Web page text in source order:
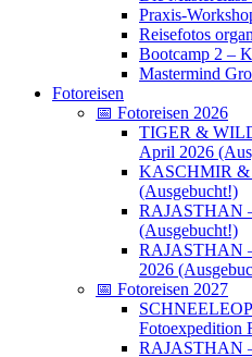
Praxis-
Reisefotos
Bootcamp 2 –
Mastermind
Fotoreisen
📅 Fotoreisen 2026
TIGER &
April 2026
KASCHMIR &
(Ausgebucht!)
RAJASTHAN
(Ausgebucht!)
RAJASTHAN
2026
📅 Fotoreisen 2027
Fotoexpedition
RAJASTHAN